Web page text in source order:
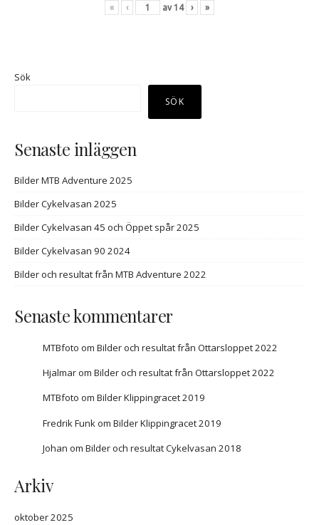
« ‹ av14 › »
Sök
SÖK
Senaste inläggen
Bilder MTB Adventure 2025
Bilder Cykelvasan 2025
Bilder Cykelvasan 45 och Öppet spår 2025
Bilder Cykelvasan 90 2024
Bilder och resultat från MTB Adventure 2022
Senaste kommentarer
MTBfoto om Bilder och resultat från Ottarsloppet 2022
Hjalmarom Bilder och resultat från Ottarsloppet 2022
MTBfoto om Bilder Klippingracet 2019
Fredrik Funk om Bilder Klippingracet 2019
Johan om Bilder och resultat Cykelvasan 2018
Arkiv
oktober 2025